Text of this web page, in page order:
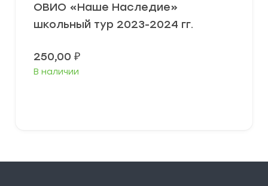
ОВИО «Наше Наследие»
школьный тур 2023-2024 гг.
250,00 ₽
В наличии